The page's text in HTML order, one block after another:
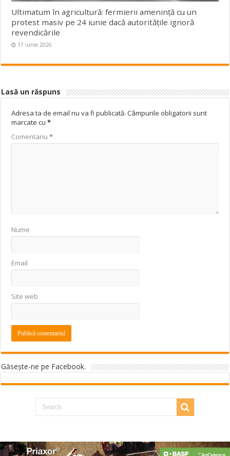
Ultimatum în agricultură: fermierii amenință cu un
protest masiv pe 24 iunie dacă autoritățile ignoră
revendicările
17 iunie 2026
Lasă un răspuns
Adresa ta de email nu va fi publicată. Câmpurile obligatorii sunt
marcate cu*
Comentariu*
Nume
Email
Site web
Găseşte-ne pe Facebook.